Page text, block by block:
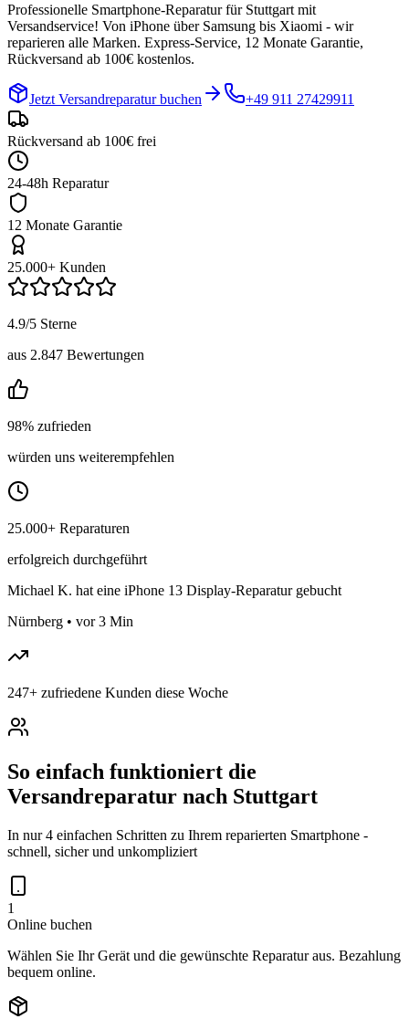
Professionelle Smartphone-Reparatur für Stuttgart mit
Versandservice! Von iPhone über Samsung bis Xiaomi - wir
reparieren alle Marken. Express-Service, 12 Monate Garantie,
Rückversand ab 100€ kostenlos.
Jetzt Versandreparatur buchen +49 911 27429911
Rückversand ab 100€ frei
24-48h Reparatur
12 Monate Garantie
25.000+ Kunden
4.9/5 Sterne
aus 2.847 Bewertungen
98% zufrieden
würden uns weiterempfehlen
25.000+ Reparaturen
erfolgreich durchgeführt
Michael K. hat eine iPhone 13 Display-Reparatur gebucht
Nürnberg • vor 3 Min
247+ zufriedene Kunden diese Woche
So einfach funktioniert die
Versandreparatur nach Stuttgart
In nur 4 einfachen Schritten zu Ihrem reparierten Smartphone -
schnell, sicher und unkompliziert
1
Online buchen
Wählen Sie Ihr Gerät und die gewünschte Reparatur aus. Bezahlung
bequem online.